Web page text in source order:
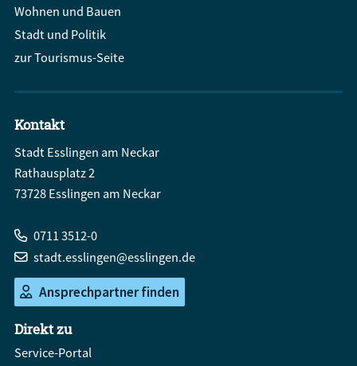
Wohnen und Bauen
Stadt und Politik
zur Tourismus-Seite
Kontakt
Stadt Esslingen am Neckar
Rathausplatz 2
73728 Esslingen am Neckar
0711 3512-0
stadt.esslingen@esslingen.de
Ansprechpartner finden
Direkt zu
Service-Portal